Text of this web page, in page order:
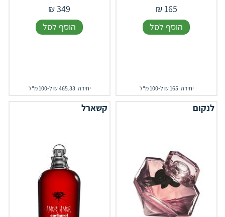
165
₪
הוסף לסל
יחידה: 165 ₪ ל-100 מ"ל
349
₪
הוסף לסל
יחידה: 465.33 ₪ ל-100 מ"ל
לנקום קשארל